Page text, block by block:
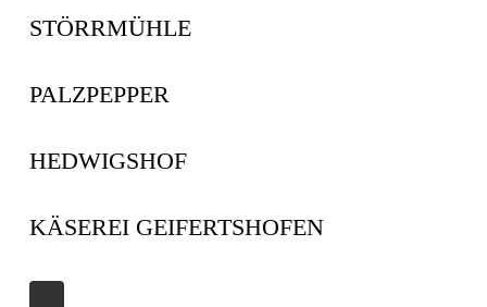
STÖRRMÜHLE
PALZPEPPER
HEDWIGSHOF
KÄSEREI GEIFERTSHOFEN